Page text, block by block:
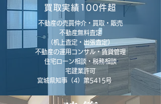
買取実績100件超
不動産の売買仲介・買取・販売
不動産無料査定
（机上査定・出張査定）
不動産の運用コンサル・賃貸管理
住宅ローン相談・税務相談
宅建業許可
宮城県知事（4）第5415号